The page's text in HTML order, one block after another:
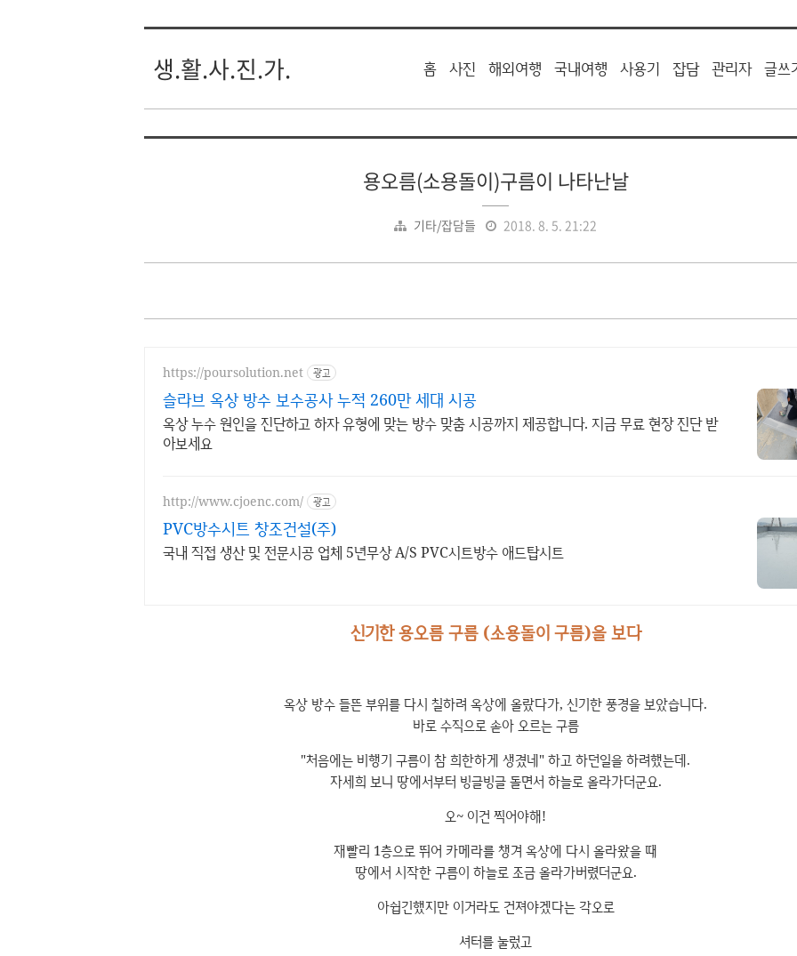
생.활.사.진.가. 홈 사진 해외여행 국내여행 사용기 잡담 관리자 글쓰
용오름(소용돌이)구름이 나타난날
기타/잡담들 2018. 8. 5. 21:22
https://poursolution.net 광고
슬라브 옥상 방수 보수공사 누적 260만 세대 시공
옥상 누수 원인을 진단하고 하자 유형에 맞는 방수 맞춤 시공까지 제공합니다. 지금 무료 현장 진단 받
아보세요
http://www.cjoenc.com/ 광고
PVC방수시트 창조건설(주)
국내 직접 생산 및 전문시공 업체 5년무상 A/S PVC시트방수 애드탑시트
신기한 용오름 구름 (소용돌이 구름)을 보다
옥상 방수 들뜬 부위를 다시 칠하려 옥상에 올랐다가, 신기한 풍경을 보았습니다.
바로 수직으로 솓아 오르는 구름
"처음에는 비행기 구름이 참 희한하게 생겼네" 하고 하던일을 하려했는데.
자세희 보니 땅에서부터 빙글빙글 돌면서 하늘로 올라가더군요.
오~ 이건 찍어야해!
재빨리 1층으로 뛰어 카메라를 챙겨 옥상에 다시 올라왔을 때
땅에서 시작한 구름이 하늘로 조금 올라가버렸더군요.
아쉽긴했지만 이거라도 건져야겠다는 각오로
셔터를 눌렀고